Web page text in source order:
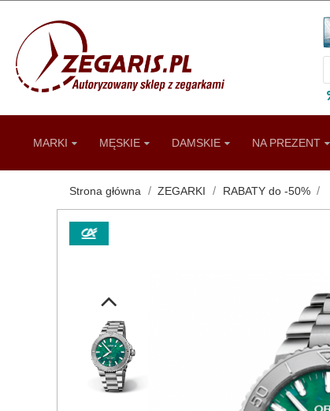
MARKI MĘSKIE DAMSKIE NA PREZENT
Strona główna ZEGARKI RABATY do -50%